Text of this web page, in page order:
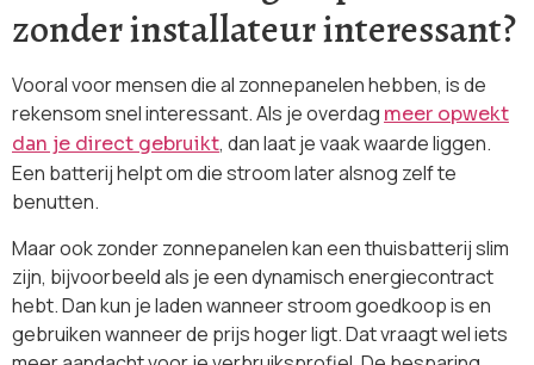
zonder installateur interessant?
Vooral voor mensen die al zonnepanelen hebben, is de
rekensom snel interessant. Als je overdag meer opwekt
dan je direct gebruikt, dan laat je vaak waarde liggen.
Een batterij helpt om die stroom later alsnog zelf te
benutten.
Maar ook zonder zonnepanelen kan een thuisbatterij slim
zijn, bijvoorbeeld als je een dynamisch energiecontract
hebt. Dan kun je laden wanneer stroom goedkoop is en
gebruiken wanneer de prijs hoger ligt. Dat vraagt wel iets